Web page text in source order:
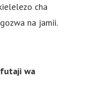
cha
na jamii.
wa